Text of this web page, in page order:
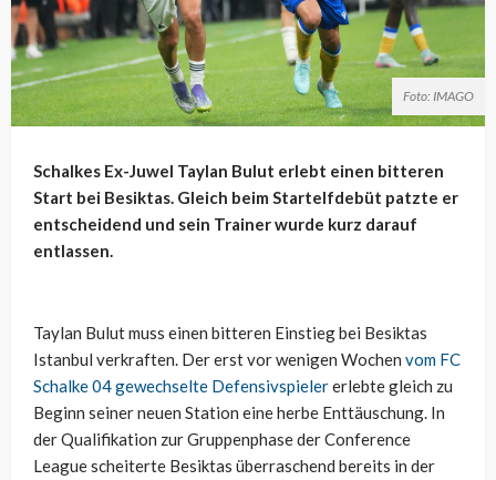
Foto: IMAGO
Schalkes Ex-Juwel Taylan Bulut erlebt einen bitteren
Start bei Besiktas. Gleich beim Startelfdebüt patzte er
entscheidend und sein Trainer wurde kurz darauf
entlassen.
Taylan Bulut muss einen bitteren Einstieg bei Besiktas
Istanbul verkraften. Der erst vor wenigen Wochen vom FC
Schalke 04 gewechselte Defensivspielererlebte gleich zu
Beginn seiner neuen Station eine herbe Enttäuschung. In
der Qualifikation zur Gruppenphase der Conference
League scheiterte Besiktas überraschend bereits in der